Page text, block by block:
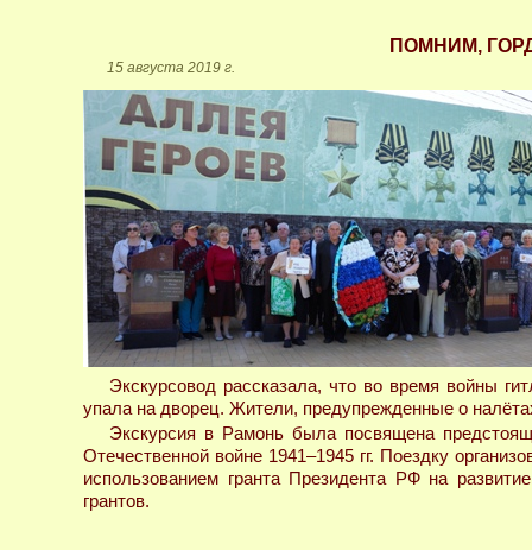
ПОМНИМ,
15 августа 2019 г.
Экскурсовод рассказала, что во время войны
упала на дворец. Жители, предупрежденные о
Экскурсия в Рамонь была посвящена
Отечественной войне 1941–1945 гг. Поездку
использованием гранта Президента РФ на
грантов.